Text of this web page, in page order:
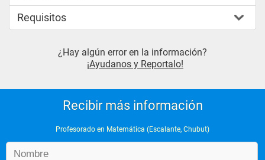
Requisitos
¿Hay algún error en la información?
¡Ayudanos y Reportalo!
Recibir más información
Profesorado en Matemática (Escalante, Chubut)